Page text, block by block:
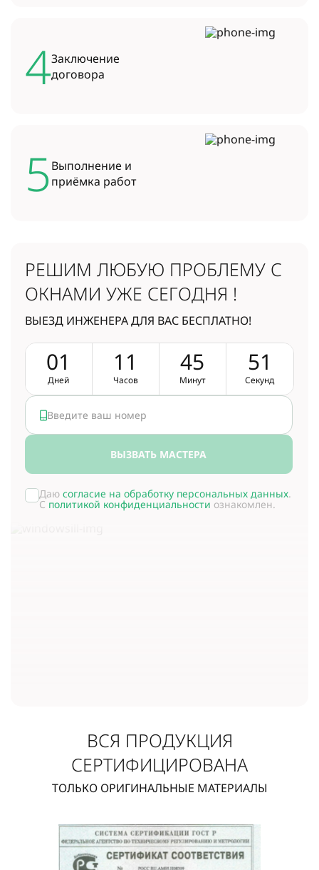
4Заключение
договора
5Выполнение и
приёмка работ
РЕШИМ ЛЮБУЮ ПРОБЛЕМУ С
ОКНАМИ УЖЕ СЕГОДНЯ !
ВЫЕЗД ИНЖЕНЕРА ДЛЯ ВАС БЕСПЛАТНО!
01
Дней
1 1
Часов
45
Минут
50
Секунд
ВЫЗВАТЬ МАСТЕРА
Даю согласие на обработку персональных данных.
С политикой конфиденциальности ознакомлен.
ВСЯ ПРОДУКЦИЯ
СЕРТИФИЦИРОВАНА
ТОЛЬКО ОРИГИНАЛЬНЫЕ МАТЕРИАЛЫ